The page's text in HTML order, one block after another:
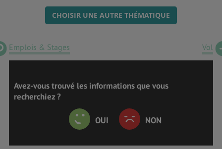
CHOISIR UNE AUTRE THÉMATIQUE
Emplois & Stages Vol
Avez-vous trouvé les informations que vous
recherchiez ?
OUI NON